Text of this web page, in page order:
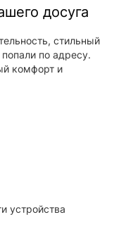
досуга
стильный
по адресу.
комфорт и
устройства